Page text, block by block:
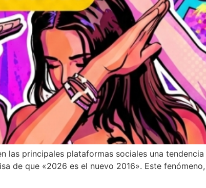
las principales plataformas sociales una
de que «2026 es el nuevo 2016». Este